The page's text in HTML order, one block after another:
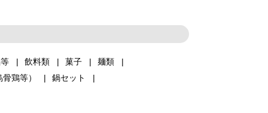
飲料類 菓子
麺類
鶏等）
鍋セット